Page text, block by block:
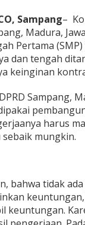
Sampang–
Madura,
Pertama
dan tengah
keinginan
Sampang,
harus
mungkin.
bahwa tidak
keuntungan.